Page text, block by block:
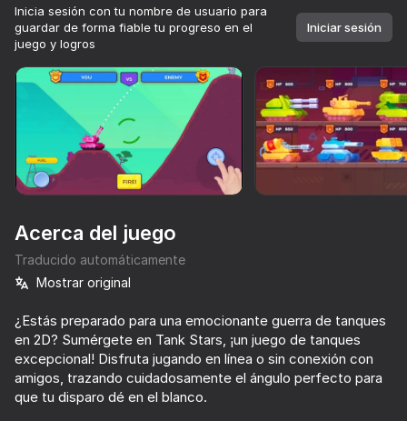
Este juego solo admite orientación paisaje
JUGAR
Music Ball Hop
73
Wave challanges
72
95 76
Inicia sesión con tu nombre de usuario para
guardar de forma fiable tu progreso en el
juego y logros
Iniciar sesión
Acerca del juego
Traducido automáticamente
Mostrar original
¿Estás preparado para una emocionante guerra de tanques
en 2D? Sumérgete en Tank Stars, ¡un juego de tanques
excepcional! Disfruta jugando en línea o sin conexión con
amigos, trazando cuidadosamente el ángulo perfecto para
que tu disparo dé en el blanco.